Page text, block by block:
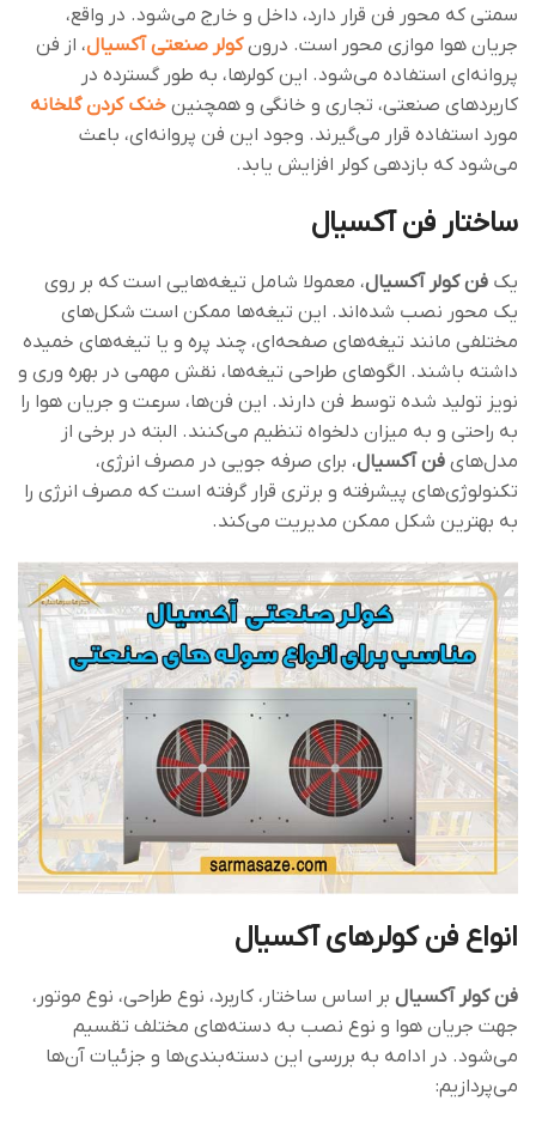
سمتی که محور فن قرار دارد، داخل و خارج می‌شود. در واقع،
جریان هوا موازی محور است. درونکولر صنعتی آکسیال، از فن
پروانه‌ای استفاده می‌شود. این کولرها، به ‌طور گسترده در
کاربردهای صنعتی، تجاری و خانگی و همچنین خنک کردن گلخانه
مورد استفاده قرار می‌گیرند. وجود این فن پروانه‌ای، باعث
می‌شود که بازدهی کولر افزایش یابد.
ساختار فن آکسیال
یک فن کولر آکسیال، معمولا شامل تیغه‌هایی است که بر روی
یک محور نصب شده‌اند. این تیغه‌ها ممکن است شکل‌های
مختلفی مانند تیغه‌های صفحه‌ای، چند پره و یا تیغه‌های خمیده
داشته باشند. الگوهای طراحی تیغه‌ها، نقش مهمی در بهره ‌وری و
نویز تولید شده توسط فن دارند. این فن‌ها، سرعت و جریان هوا را
به راحتی و به میزان دلخواه تنظیم می‌کنند. البته در برخی از
مدل‌های فن‌ آکسیال، برای صرفه جویی در مصرف انرژی،
تکنولوژی‌های پیشرفته و برتری قرار گرفته است که مصرف انرژی را
به بهترین شکل ممکن مدیریت می‌کند.
انواع فن کولرهای آکسیال
فن کولر آکسیال بر اساس ساختار، کاربرد، نوع طراحی، نوع موتور،
جهت جریان هوا و نوع نصب به دسته‌های مختلف تقسیم
می‌شود. در ادامه به بررسی این دسته‌بندی‌ها و جزئیات آن‌ها
می‌پردازیم: